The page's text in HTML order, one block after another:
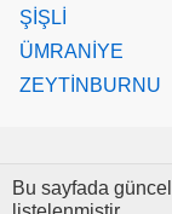
ŞİŞLİ
ÜMRANİYE
ZEYTİNBURNU
Bu sayfada güncel